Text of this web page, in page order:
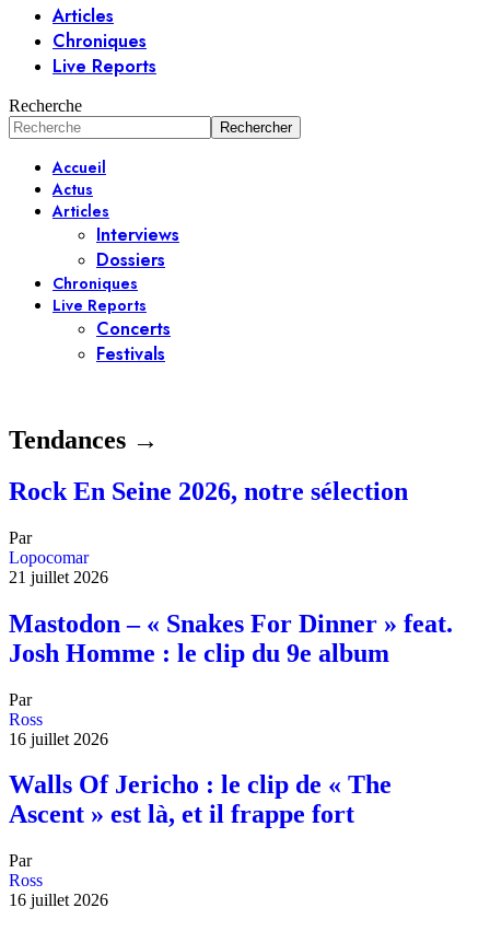
Articles
Chroniques
Live Reports
Recherche
Accueil
Actus
Articles
Interviews
Dossiers
Chroniques
Live Reports
Concerts
Festivals
Tendances →
Rock En Seine 2026, notre sélection
Par
Lopocomar
21 juillet 2026
Mastodon – « Snakes For Dinner » feat.
Josh Homme : le clip du 9e album
Par
Ross
16 juillet 2026
Walls Of Jericho : le clip de « The
Ascent » est là, et il frappe fort
Par
Ross
16 juillet 2026